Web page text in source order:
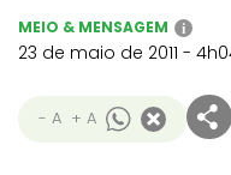
MEIO & MENSAGEM i
23 de maio de 2011 -
- A + A